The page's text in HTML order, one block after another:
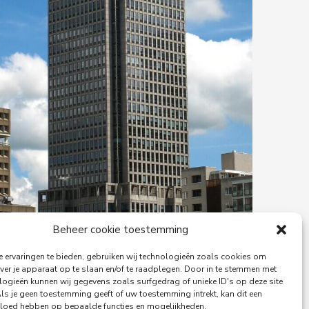
Beheer cookie toestemming
ervaringen te bieden, gebruiken wij technologieën zoals cookies om
je apparaat op te slaan en/of te raadplegen. Door in te stemmen met
kunnen wij gegevens zoals surfgedrag of unieke ID's op deze site
je geen toestemming geeft of uw toestemming intrekt, kan dit een
hebben op bepaalde functies en mogelijkheden.
29-06-2026